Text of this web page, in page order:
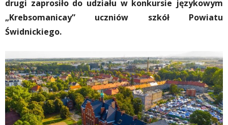
drugi zaprosiło do udziału w konkursie językowym
„Krebsomanicay” uczniów szkół Powiatu
Świdnickiego.